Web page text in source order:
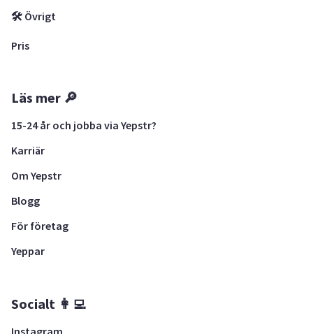
🛠 Övrigt
Pris
Läs mer 🔎
15-24 år och jobba via Yepstr?
Karriär
Om Yepstr
Blogg
För företag
Yeppar
Socialt 👩‍💻
Instagram